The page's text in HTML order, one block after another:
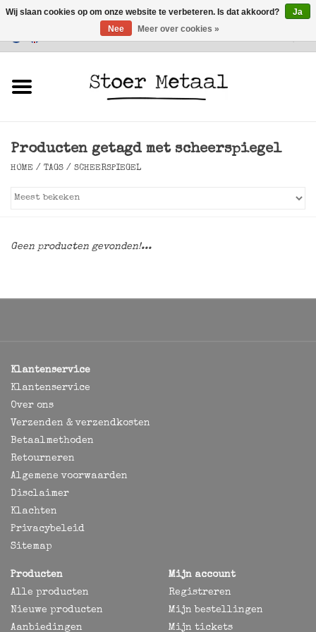
Klantenservice
Verlichting
Producten getagd met scheerspiegel
HOME / TAGS / SCHEERSPIEGEL
Geen producten gevonden!...
Klantenservice
Klantenservice
Over ons
Verzenden & verzendkosten
Betaalmethoden
Retourneren
Algemene voorwaarden
Disclaimer
Klachten
Privacybeleid
Sitemap
Producten
Alle producten
Nieuwe producten
Aanbiedingen
Mijn account
Registreren
Mijn bestellingen
Mijn tickets
Wij slaan cookies op om onze website te verbeteren. Is dat akkoord?
Ja
Nee
Meer over cookies »